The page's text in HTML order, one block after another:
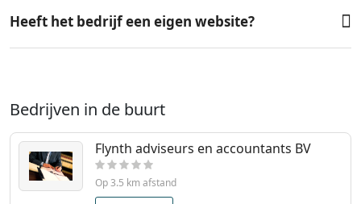
Heeft het bedrijf een eigen website?
Bedrijven in de buurt
Flynth adviseurs en accountants BV
Op 3.5 km afstand